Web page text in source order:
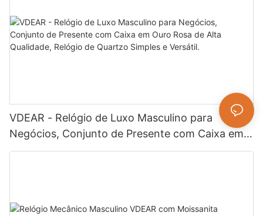
VDEAR - Relógio de Luxo Masculino para
Negócios, Conjunto de Presente com Caixa em
Ouro Rosa de Alta Qualidade, Relógio de Quartzo